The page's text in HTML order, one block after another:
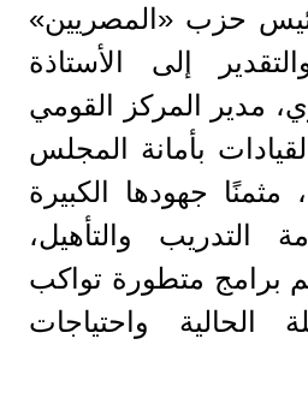
حزب «المصريين»
إلى الأستاذة
مدير المركز القومي
بأمانة المجلس
مثمنًا جهودها الكبيرة
والتأهيل،
برامج متطورة تواكب
الحالية واحتياجات